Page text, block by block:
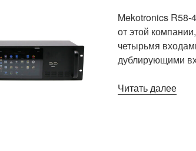
Mekotronics
от этой
четырьмя
дублирующими
Читать далее